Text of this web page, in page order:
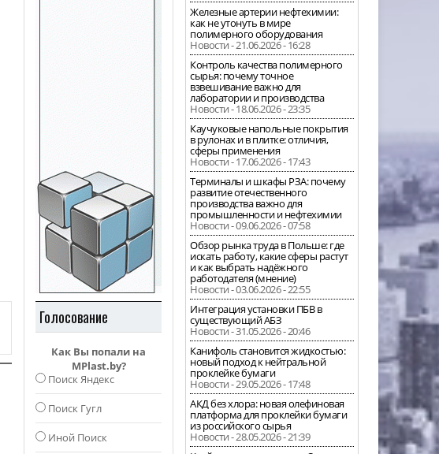
Голосование
Как Вы попали на
MPlast.by?
Поиск Яндекс
Поиск Гугл
Иной Поиск
Железные артерии нефтехимии:
как не утонуть в мире
полимерного оборудования
Новости - 21.06.2026 - 16:28
Контроль качества полимерного
сырья: почему точное
взвешивание важно для
лаборатории и производства
Новости - 18.06.2026 - 23:35
Каучуковые напольные покрытия
в рулонах и в плитке: отличия,
сферы применения
Новости - 17.06.2026 - 17:43
Терминалы и шкафы РЗА: почему
развитие отечественного
производства важно для
промышленности и нефтехимии
Новости - 09.06.2026 - 07:58
Обзор рынка труда в Польше: где
искать работу, какие сферы растут
и как выбрать надёжного
работодателя (мнение)
Новости - 03.06.2026 - 22:55
Интеграция установки ПБВ в
существующий АБЗ
Новости - 31.05.2026 - 20:46
Канифоль становится жидкостью:
новый подход к нейтральной
проклейке бумаги
Новости - 29.05.2026 - 17:48
АКД без хлора: новая олефиновая
платформа для проклейки бумаги
из российского сырья
Новости - 28.05.2026 - 21:39